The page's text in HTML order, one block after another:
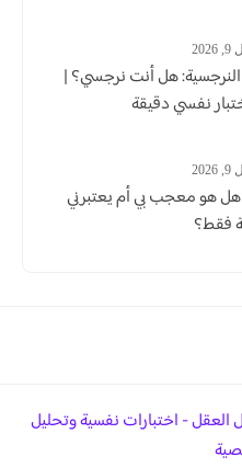
النرجسية: هل أنت نرجسي؟ |
نفسي دقيقة
هل هو معجب بي أم يعتبرني
فقط؟
العقل - اختبارات نفسية وتحليل